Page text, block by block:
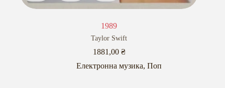
1989
Taylor Swift
1881,00 ₴
Електронна музика,Поп